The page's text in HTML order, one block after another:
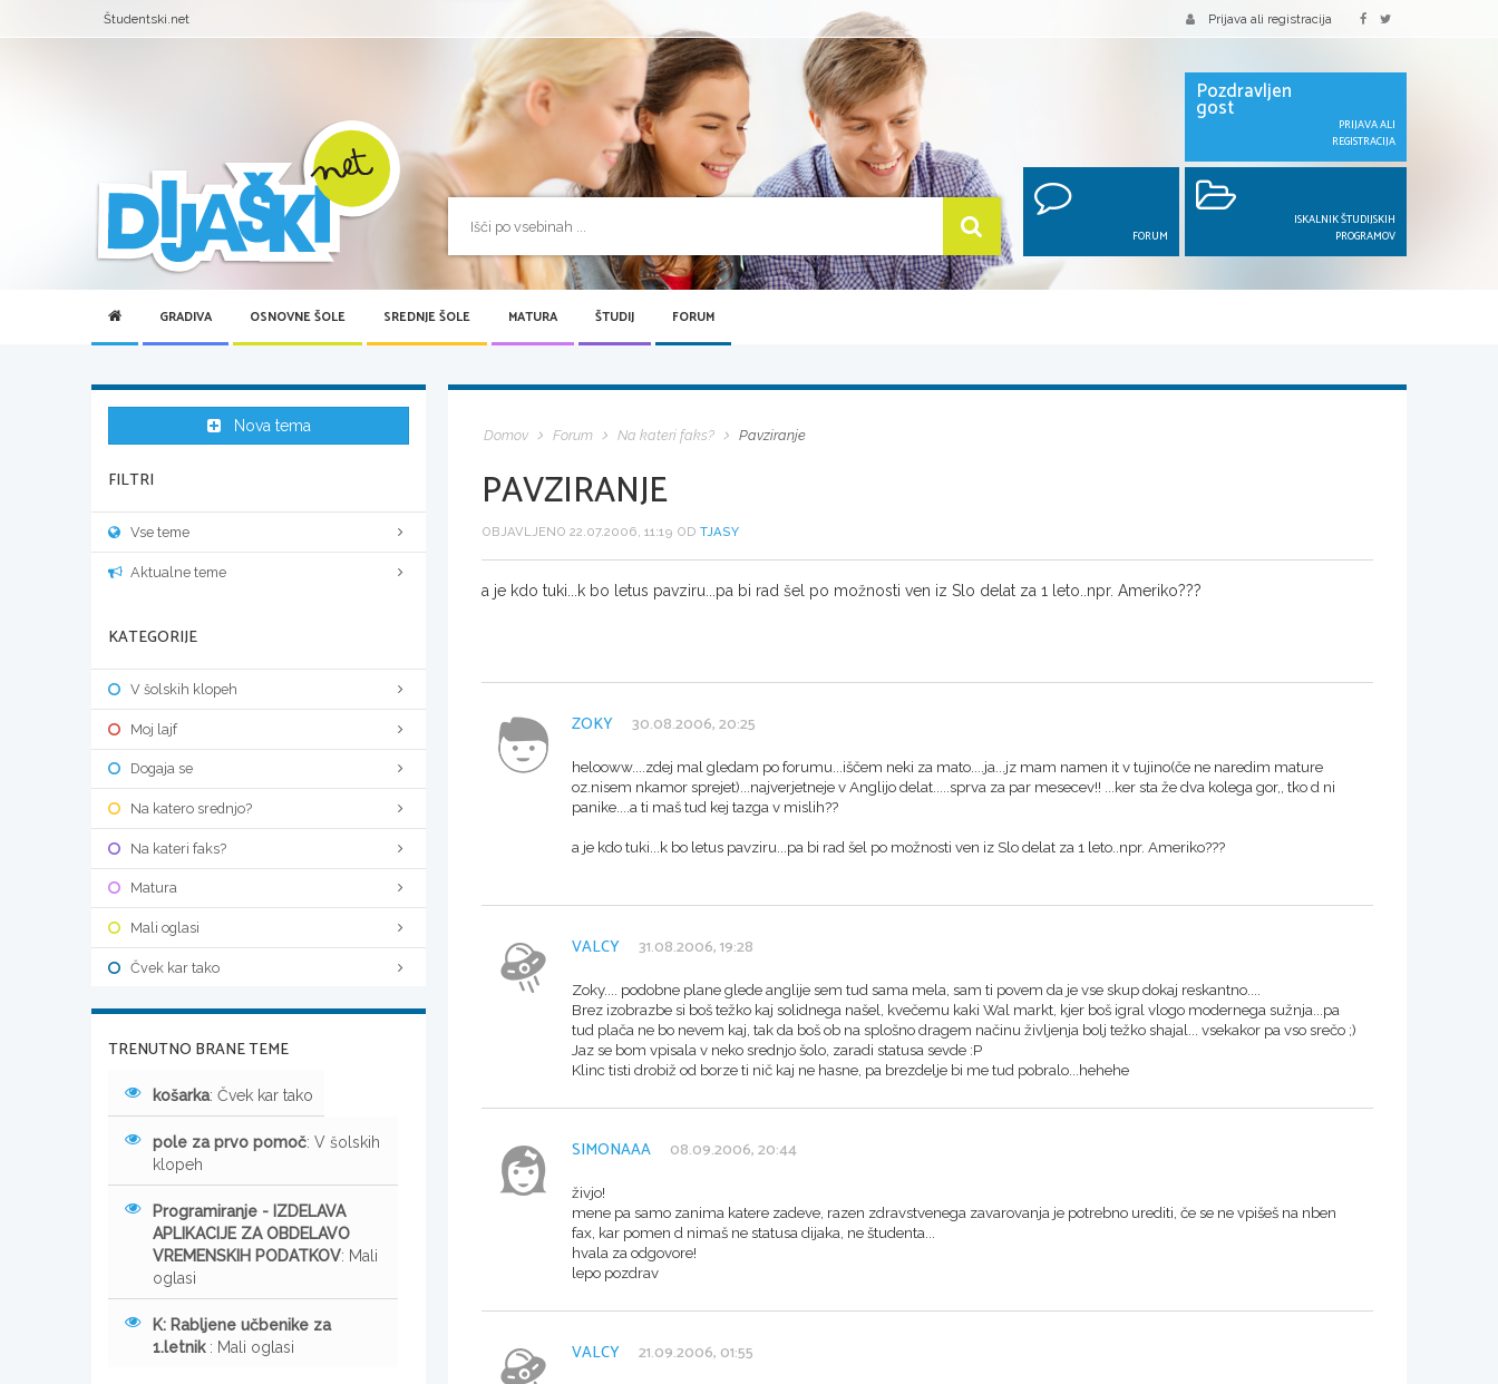
Študentski.net Prijava ali registracija
Pozdravljen
gost
PRIJAVA ALI
REGISTRACIJA
FORUM
ISKALNIK ŠTUDIJSKIH
PROGRAMOV
GRADIVA OSNOVNE ŠOLE SREDNJE ŠOLE MATURA ŠTUDIJ FORUM
Domov Forum Na kateri faks? Pavziranje
PAVZIRANJE
OBJAVLJENO 22.07.2006, 11:19 OD TJASY
a je kdo tuki...k bo letus pavziru...pa bi rad šel po možnosti ven iz Slo delat za 1 leto..npr. Ameriko???
ZOKY 30.08.2006, 20:25
helooww....zdej mal gledam po forumu...iščem neki za mato....ja...jz mam namen it v tujino(če ne naredim mature
oz.nisem nkamor sprejet)...najverjetneje v Anglijo delat.....sprva za par mesecev!! ...ker sta že dva kolega gor,, tko d ni
panike....a ti maš tud kej tazga v mislih??
a je kdo tuki...k bo letus pavziru...pa bi rad šel po možnosti ven iz Slo delat za 1 leto..npr. Ameriko???
VALCY 31.08.2006, 19:28
Zoky.... podobne plane glede anglije sem tud sama mela, sam ti povem da je vse skup dokaj reskantno....
Brez izobrazbe si boš težko kaj solidnega našel, kvečemu kaki Wal markt, kjer boš igral vlogo modernega sužnja...pa
tud plača ne bo nevem kaj, tak da boš ob na splošno dragem načinu življenja bolj težko shajal... vsekakor pa vso srečo ;)
Jaz se bom vpisala v neko srednjo šolo, zaradi statusa sevde :P
Klinc tisti drobiž od borze ti nič kaj ne hasne, pa brezdelje bi me tud pobralo...hehehe
SIMONAAA 08.09.2006, 20:44
živjo!
mene pa samo zanima katere zadeve, razen zdravstvenega zavarovanja je potrebno urediti, če se ne vpišeš na nben
fax, kar pomen d nimaš ne statusa dijaka, ne študenta...
hvala za odgovore!
lepo pozdrav
VALCY 21.09.2006, 01:55
Nova tema
FILTRI
Vse teme
Aktualne teme
KATEGORIJE
V šolskih klopeh
Moj lajf
Dogaja se
Na katero srednjo?
Na kateri faks?
Matura
Mali oglasi
Čvek kar tako
TRENUTNO BRANE TEME
košarka: Čvek kar tako
pole za prvo pomoč: V šolskih
klopeh
Programiranje - IZDELAVA
APLIKACIJE ZA OBDELAVO
VREMENSKIH PODATKOV: Mali
oglasi
K: Rabljene učbenike za
1.letnik : Mali oglasi